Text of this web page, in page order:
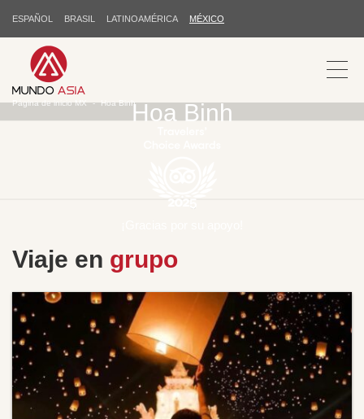
ESPAÑOL BRASIL LATINOAMÉRICA MÉXICO
Hoa Binh
Página de inicio MX Hoa Binh
Viaje en grupo